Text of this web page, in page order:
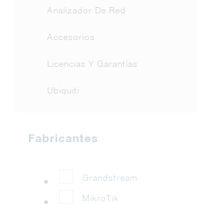
Analizador De Red
Accesorios
Licencias Y Garantías
Ubiquiti
Fabricantes
Grandstream
MikroTik